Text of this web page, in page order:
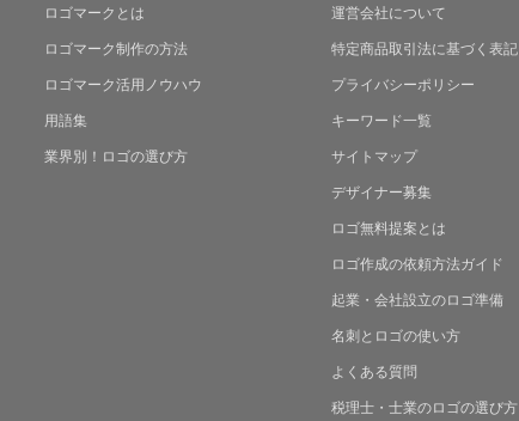
ロゴマークとは
ロゴマーク制作の方法
ロゴマーク活用ノウハウ
用語集
業界別！ロゴの選び方
運営会社について
特定商品取引法に基づく表記
プライバシーポリシー
キーワード一覧
サイトマップ
デザイナー募集
ロゴ無料提案とは
ロゴ作成の依頼方法ガイド
起業・会社設立のロゴ準備
名刺とロゴの使い方
よくある質問
税理士・士業のロゴの選び方